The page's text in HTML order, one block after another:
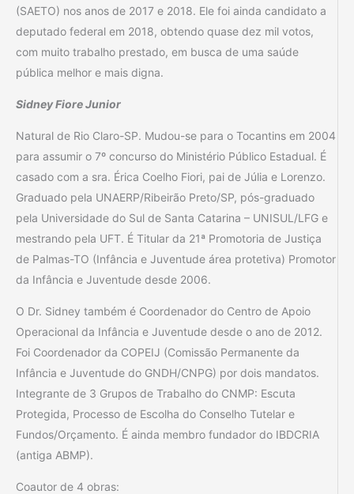
(SAETO) nos anos de 2017 e 2018. Ele foi ainda candidato a
deputado federal em 2018, obtendo quase dez mil votos,
com muito trabalho prestado, em busca de uma saúde
pública melhor e mais digna.
Sidney Fiore Junior
Natural de Rio Claro-SP. Mudou-se para o Tocantins em 2004
para assumir o 7º concurso do Ministério Público Estadual. É
casado com a sra. Érica Coelho Fiori, pai de Júlia e Lorenzo.
Graduado pela UNAERP/Ribeirão Preto/SP, pós-graduado
pela Universidade do Sul de Santa Catarina – UNISUL/LFG e
mestrando pela UFT. É Titular da 21ª Promotoria de Justiça
de Palmas-TO (Infância e Juventude área protetiva) Promotor
da Infância e Juventude desde 2006.
O Dr. Sidney também é Coordenador do Centro de Apoio
Operacional da Infância e Juventude desde o ano de 2012.
Foi Coordenador da COPEIJ (Comissão Permanente da
Infância e Juventude do GNDH/CNPG) por dois mandatos.
Integrante de 3 Grupos de Trabalho do CNMP: Escuta
Protegida, Processo de Escolha do Conselho Tutelar e
Fundos/Orçamento. É ainda membro fundador do IBDCRIA
(antiga ABMP).
Coautor de 4 obras: